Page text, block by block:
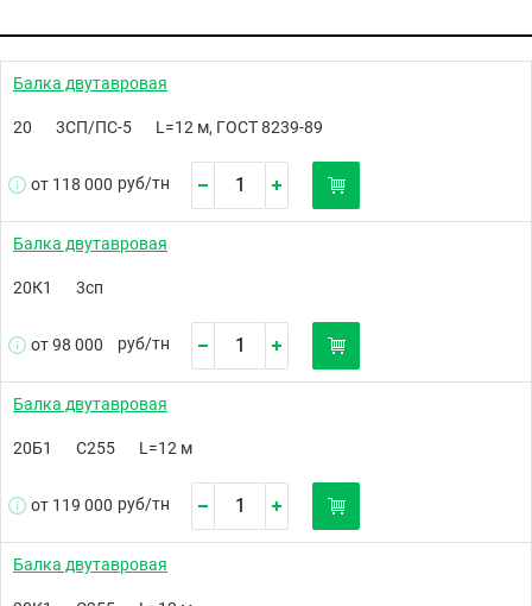
Балка двутавровая
20 3СП/ПС-5 L=12 м, ГОСТ 8239-89
от 118 000 руб/тн
Балка двутавровая
20К1 3сп
от 98 000 руб/тн
Балка двутавровая
20Б1 С255 L=12 м
от 119 000 руб/тн
Балка двутавровая